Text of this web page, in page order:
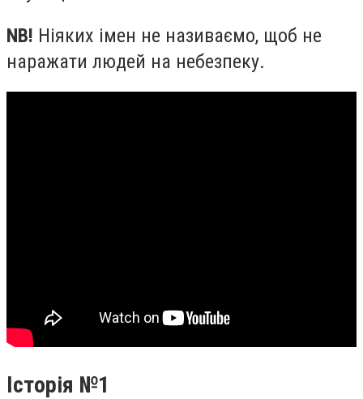
NB! Ніяких імен не називаємо, щоб не
наражати людей на небезпеку.
Історія №1